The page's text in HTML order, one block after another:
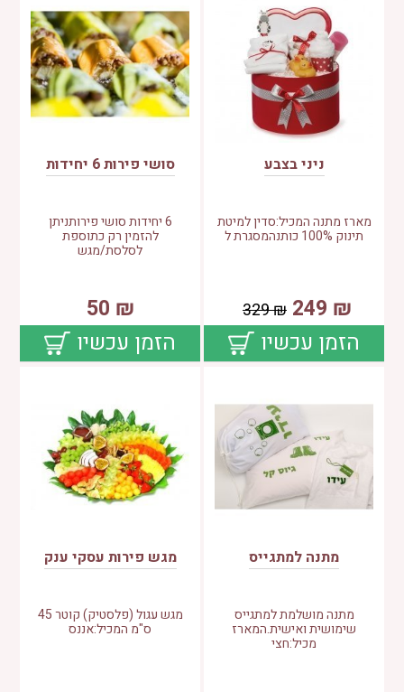
ניני בצבע
מארז מתנה המכיל:סדין למיטת
תינוק 100% כותנהמסגרת ל
₪
249
₪
329
הזמן עכשיו
סושי פירות 6 יחידות
6 יחידות סושי פירותניתן
להזמין רק כתוספת
לסלסת/מגש
₪
50
הזמן עכשיו
מתנה למתגייס
מתנה מושלמת למתגייס
שימושית ואישית.המארז
מכיל:חצי
מגש פירות עסקי ענק
מגש עגול (פלסטיק) קוטר 45
ס"מ המכיל:אננס